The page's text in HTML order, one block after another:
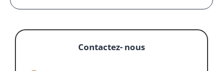
Contactez- nous